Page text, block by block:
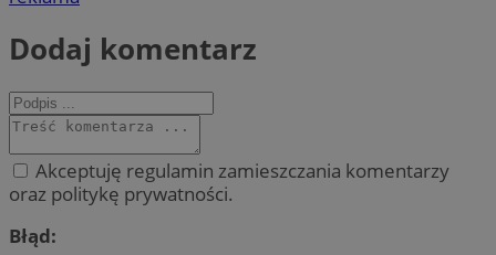
Dodaj komentarz
Akceptuję regulamin zamieszczania komentarzy
oraz politykę prywatności.
Błąd: